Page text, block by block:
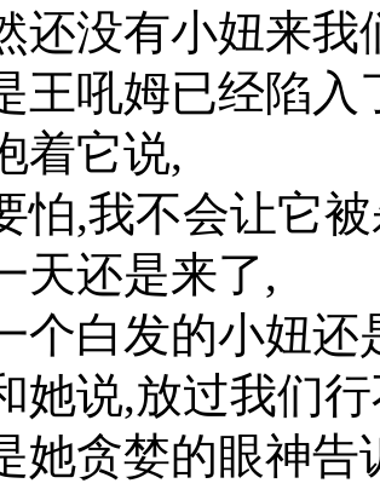
还没有小妞来我
王吼姆已经陷入
着它说,
怕,我不会让它
天还是来了,
个白发的小妞还
她说,放过我们
她贪婪的眼神告